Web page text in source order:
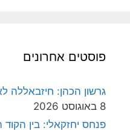
פוסטים אחרונים
גרשון הכהן: חיזבאללה
8 באוגוסט 2026
פנחס יחזקאלי: בין